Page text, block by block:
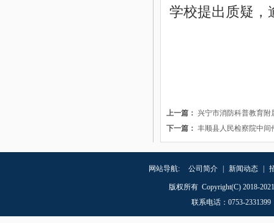
学校提出质疑，
上一篇： 兴宁市消防科普教育附
下一篇： 丰顺县人民检察院中间
网站导航: 公司简介 新闻动态
版权所有 Copyright(C) 2018-
联系电话 ： 0753-